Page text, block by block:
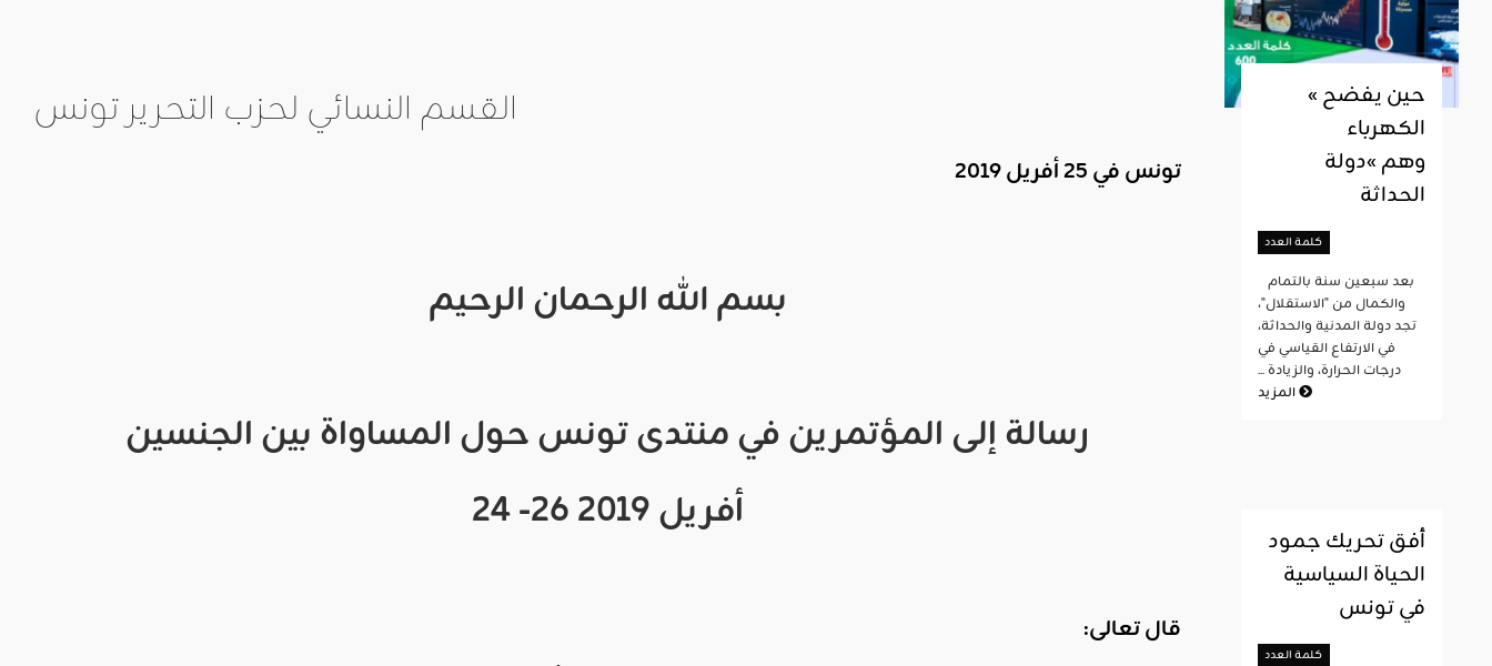
القسم النسائي لحزب التحرير تونس
تونس في25أفريل 2019
بسمالله الرحمان الرحيم
رسالةإلى المؤتمرينفي منتدىتونسحول المساواة بين الجنسين
24-26 أفريل2019
قالتعالى:
« حين يفضح
الكهرباء
وهم »دولة
الحداثة
كلمة العدد
والكمال من "الاستقلال"،
تجد دولة المدنية والحداثة،
في الارتفاع القياسي في
درجات الحرارة، والزيادة ...
المزيد
أفق تحريك جمود
الحياة السياسية
في تونس
كلمة العدد